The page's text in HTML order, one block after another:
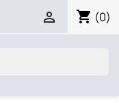
shopping_cart (0)
